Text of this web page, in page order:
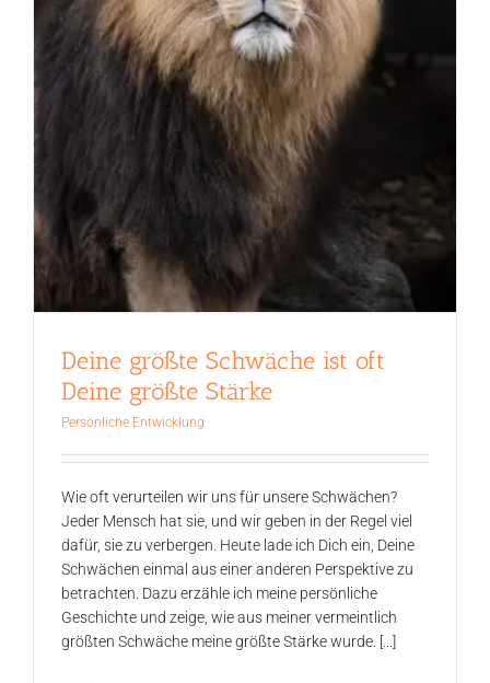
Deine größte Schwäche ist oft
Deine größte Stärke
Persönliche Entwicklung
Wie oft verurteilen wir uns für unsere Schwächen?
Jeder Mensch hat sie, und wir geben in der Regel viel
dafür, sie zu verbergen. Heute lade ich Dich ein, Deine
Schwächen einmal aus einer anderen Perspektive zu
betrachten. Dazu erzähle ich meine persönliche
Geschichte und zeige, wie aus meiner vermeintlich
größten Schwäche meine größte Stärke wurde. [...]